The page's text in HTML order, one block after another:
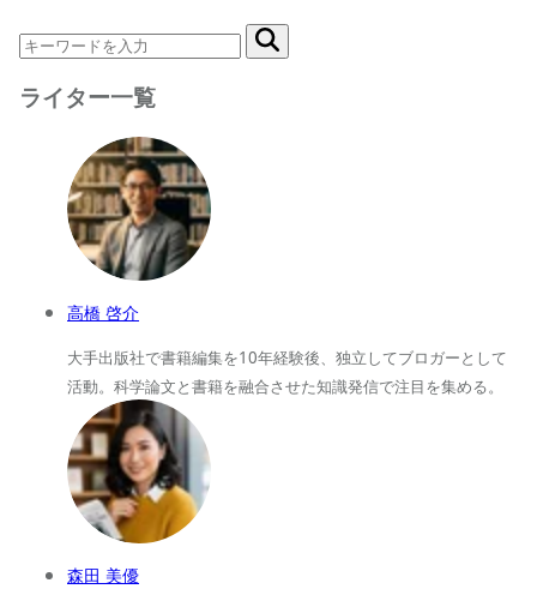
ライター一覧
高橋 啓介
大手出版社で書籍編集を10年経験後、独立してブロガーとして
活動。科学論文と書籍を融合させた知識発信で注目を集める。
森田 美優